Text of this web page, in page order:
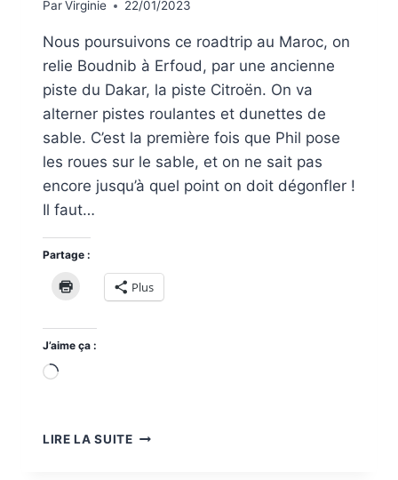
ParVirginie 22/01/2023
Nous poursuivons ce roadtrip au Maroc, on
relie Boudnib à Erfoud, par une ancienne
piste du Dakar, la piste Citroën. On va
alterner pistes roulantes et dunettes de
sable. C’est la première fois que Phil pose
les roues sur le sable, et on ne sait pas
encore jusqu’à quel point on doit dégonfler !
Il faut…
Partage :
Plus
J’aime ça :
Chargement…
LIRE LA SUITEROADTRIP